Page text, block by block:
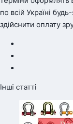
по всій Україні
здійснити оплату
Інші статті